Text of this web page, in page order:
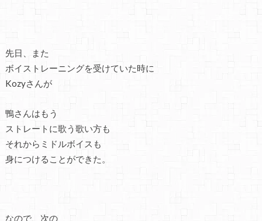
先日、また
ボイストレーニングを受けていた時に
Kozyさんが
鴨さんはもう
ストレートに歌う歌い方も
それからミドルボイスも
身につけることができた。
なので、次の